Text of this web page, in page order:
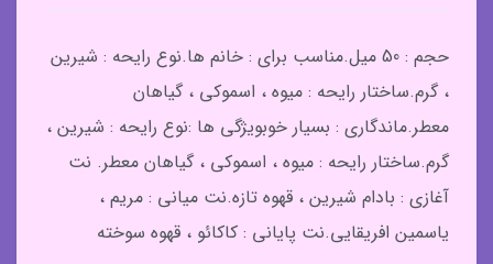
حجم : 50 میل.مناسب برای : خانم ها.نوع رایحه : شیرین
، گرم.ساختار رایحه : میوه ، اسموکی ، گیاهان
معطر.ماندگاری : بسیار خوبویژگی ها :نوع رایحه : شیرین ،
گرم.ساختار رایحه : میوه ، اسموکی ، گیاهان معطر. نت
آغازی : بادام شیرین ، قهوه تازه.نت میانی : مریم ،
یاسمین افریقایی.نت پایانی : کاکائو ، قهوه سوخته